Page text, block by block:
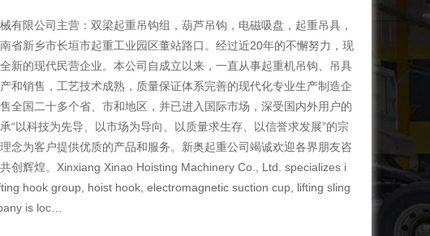
有限公司主营：双梁起重吊钩组，葫芦吊钩，电磁吸盘，起重吊具，
省新乡市长垣市起重工业园区董站路口。经过近20年的不懈努力，现
新的现代民营企业。本公司自成立以来，一直从事起重机吊钩、吊具
和销售，工艺技术成熟，质量保证体系完善的现代化专业生产制造企
全国二十多个省、市和地区，并已进入国际市场，深受国内外用户的
“以科技为先导、以市场为导向、以质量求生存、以信誉求发展”的宗
念为客户提供优质的产品和服务。新奥起重公司竭诚欢迎各界朋友咨
创辉煌。Xinxiang Xinao Hoisting Machinery Co., Ltd. specializes i
hook group, hoist hook, electromagnetic suction cup, lifting sling
is loc…